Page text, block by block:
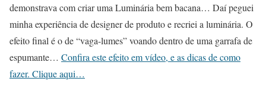
demonstrava com criar uma Luminária bem bacana… Daí peguei
minha experiência de designer de produto e recriei a luminária. O
efeito final é o de “vaga-lumes” voando dentro de uma garrafa de
espumante… Confira este efeito em vídeo, e as dicas de como
fazer. Clique aqui…